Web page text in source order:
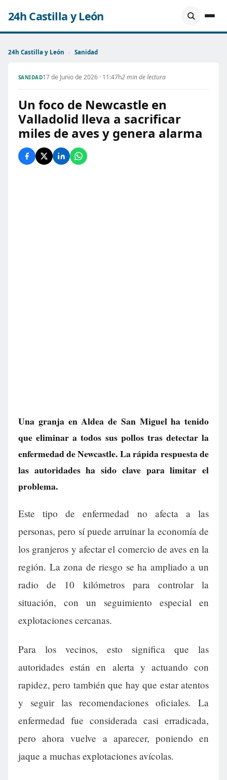
24h Castilla y León
24h Castilla y León › Sanidad
SANIDAD17 de Junio de 2026 · 11:47h2 min de lectura
Un foco de Newcastle en
Valladolid lleva a sacrificar
miles de aves y genera alarma
Una granja en Aldea de San Miguel ha tenido
que eliminar a todos sus pollos tras detectar la
enfermedad de Newcastle. La rápida respuesta de
las autoridades ha sido clave para limitar el
problema.
Este tipo de enfermedad no afecta a las
personas, pero sí puede arruinar la economía de
los granjeros y afectar el comercio de aves en la
región. La zona de riesgo se ha ampliado a un
radio de 10 kilómetros para controlar la
situación, con un seguimiento especial en
explotaciones cercanas.
Para los vecinos, esto significa que las
autoridades están en alerta y actuando con
rapidez, pero también que hay que estar atentos
y seguir las recomendaciones oficiales. La
enfermedad fue considerada casi erradicada,
pero ahora vuelve a aparecer, poniendo en
jaque a muchas explotaciones avícolas.